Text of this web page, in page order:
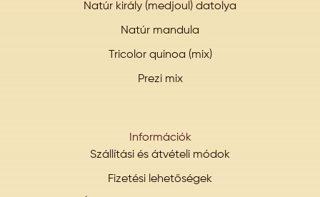
Natúr király (medjoul) datolya
Natúr mandula
Tricolor quinoa (mix)
Prezi mix
Információk
Szállítási és átvételi módok
Fizetési lehetőségek